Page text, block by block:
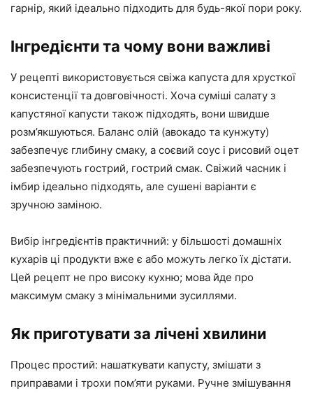
гарнір, який ідеально підходить для будь-якої пори року.
Інгредієнти та чому вони важливі
У рецепті використовується свіжа капуста для хрусткої
консистенції та довговічності. Хоча суміші салату з
капустяної капусти також підходять, вони швидше
розм’якшуються. Баланс олій (авокадо та кунжуту)
забезпечує глибину смаку, а соєвий соус і рисовий оцет
забезпечують гострий, гострий смак. Свіжий часник і
імбир ідеально підходять, але сушені варіанти є
зручною заміною.
Вибір інгредієнтів практичний: у більшості домашніх
кухарів ці продукти вже є або можуть легко їх дістати.
Цей рецепт не про високу кухню; мова йде про
максимум смаку з мінімальними зусиллями.
Як приготувати за лічені хвилини
Процес простий: нашаткувати капусту, змішати з
приправами і трохи пом’яти руками. Ручне змішування